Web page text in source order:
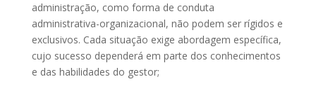
administração, como forma de conduta
administrativa-organizacional, não podem ser rígidos e
exclusivos. Cada situação exige abordagem específica,
cujo sucesso dependerá em parte dos conhecimentos
e das habilidades do gestor;